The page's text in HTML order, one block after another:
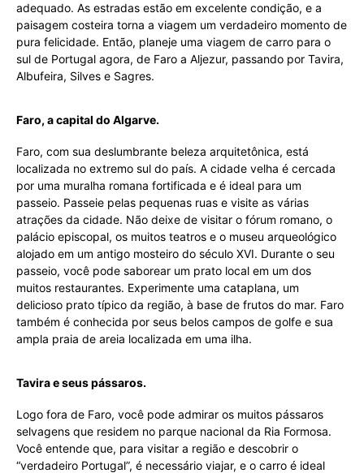
adequado. As estradas estão em excelente condição, e a
paisagem costeira torna a viagem um verdadeiro momento de
pura felicidade. Então, planeje uma viagem de carro para o
sul de Portugal agora, de Faro a Aljezur, passando por Tavira,
Albufeira, Silves e Sagres.
Faro, a capital do Algarve.
Faro, com sua deslumbrante beleza arquitetônica, está
localizada no extremo sul do país. A cidade velha é cercada
por uma muralha romana fortificada e é ideal para um
passeio. Passeie pelas pequenas ruas e visite as várias
atrações da cidade. Não deixe de visitar o fórum romano, o
palácio episcopal, os muitos teatros e o museu arqueológico
alojado em um antigo mosteiro do século XVI. Durante o seu
passeio, você pode saborear um prato local em um dos
muitos restaurantes. Experimente uma cataplana, um
delicioso prato típico da região, à base de frutos do mar. Faro
também é conhecida por seus belos campos de golfe e sua
ampla praia de areia localizada em uma ilha.
Tavira e seus pássaros.
Logo fora de Faro, você pode admirar os muitos pássaros
selvagens que residem no parque nacional da Ria Formosa.
Você entende que, para visitar a região e descobrir o
“verdadeiro Portugal”, é necessário viajar, e o carro é ideal